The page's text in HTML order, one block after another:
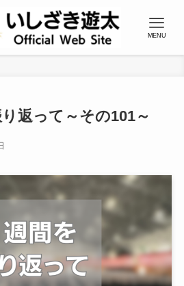
MENU
返って～その101～